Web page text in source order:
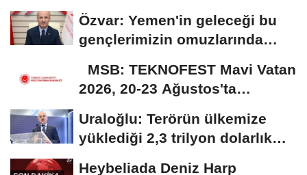
edeceğiz
Özvar: Yemen'in geleceği bu
gençlerimizin omuzlarında
MSB: TEKNOFEST Mavi Vatan
2026, 20-23 Ağustos'ta
Uraloğlu: Terörün ülkemize
yüklediği 2,3 trilyon dolarlık
Heybeliada Deniz Harp